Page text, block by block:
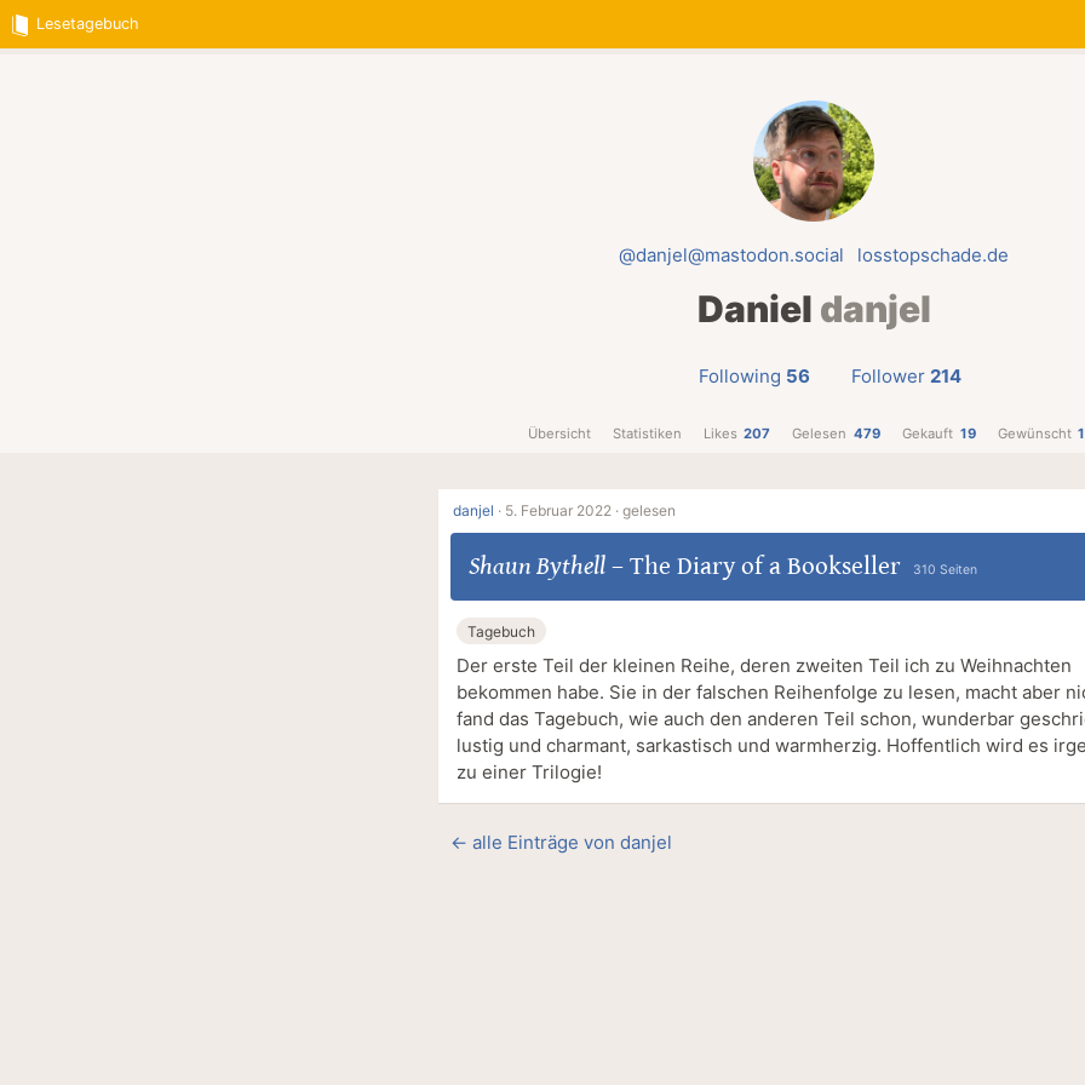
Lesetagebuch
@danjel@mastodon.social losstopschade.de
Daniel danjel
Following 56 Follower 214
Übersicht Statistiken Likes 207 Gelesen 479 Gekauft 19 Gewünscht
danjel · 5. Februar 2022 · gelesen
Shaun Bythell– The Diary of a Bookseller 310 Seiten
Tagebuch
Der erste Teil der kleinen Reihe, deren zweiten Teil ich zu Weihnachten
bekommen habe. Sie in der falschen Reihenfolge zu lesen, macht aber
fand das Tagebuch, wie auch den anderen Teil schon, wunderbar
lustig und charmant, sarkastisch und warmherzig. Hoffentlich wird es
zu einer Trilogie!
← alle Einträge von danjel